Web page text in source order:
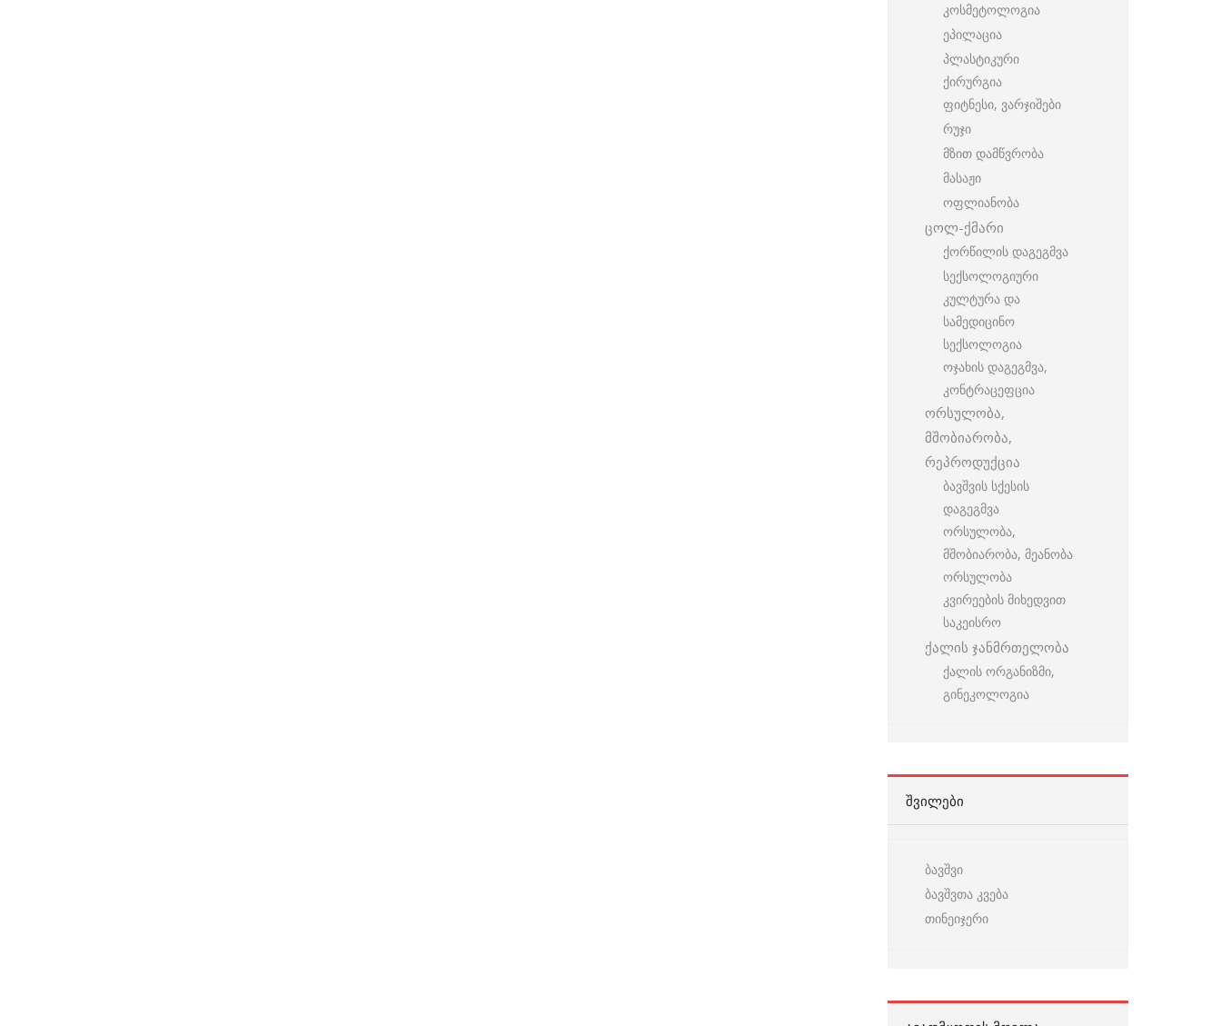
კოსმეტოლოგია
ეპილაცია
პლასტიკური
ქირურგია
ფიტნესი, ვარჯიშები
რუჯი
მზით დამწვრობა
მასაჟი
ოფლიანობა
ცოლ-ქმარი
ქორწილის დაგეგმვა
სექსოლოგიური
კულტურა და
სამედიცინო
სექსოლოგია
ოჯახის დაგეგმვა,
კონტრაცეფცია
ორსულობა,
მშობიარობა,
რეპროდუქცია
ბავშვის სქესის
დაგეგმვა
ორსულობა,
მშობიარობა, მეანობა
ორსულობა
კვირეების მიხედვით
საკეისრო
ქალის ჯანმრთელობა
ქალის ორგანიზმი,
გინეკოლოგია
ᲨᲕᲘᲚᲔᲑᲘ
ბავშვი
ბავშვთა კვება
თინეიჯერი